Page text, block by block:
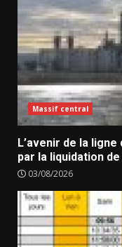
Massif central
L’avenir de la
par la liquidation
03/08/2026